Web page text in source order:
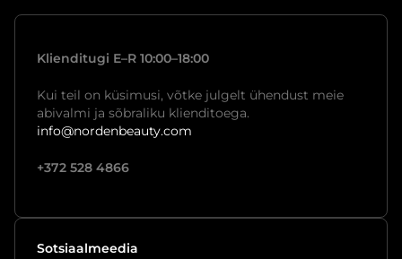
Klienditugi E–R 10:00–18:00
Kui teil on küsimusi, võtke julgelt ühendust meie
abivalmi ja sõbraliku klienditoega.
info@nordenbeauty.com
+372 528 4866
Sotsiaalmeedia